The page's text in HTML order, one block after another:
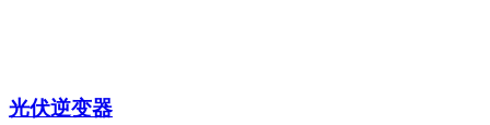
光伏逆变器